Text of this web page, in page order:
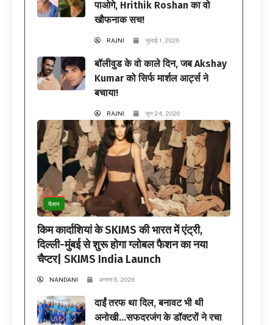
पाओगे, Hrithik Roshan का वो
खौफनाक सच!
RAJNI जुलाई 1, 2026
बॉलीवुड के वो काले दिन, जब Akshay
Kumar को सिर्फ मार्शल आर्ट्स ने
बचाया!
RAJNI जून 24, 2026
फैशन
किम कार्दाशियां के SKIMS की भारत में एंट्री,
दिल्ली-मुंबई से शुरू होगा ग्लोबल फैशन का नया
चैप्टर| SKIMS India Launch
NANDANI अगस्त 6, 2026
दाईं तरफ था दिल, बनावट भी थी
अनोखी…सफदरजंग के डॉक्टरों ने रचा